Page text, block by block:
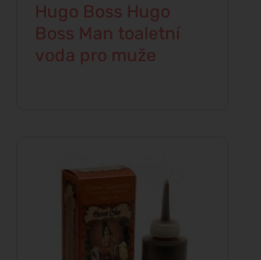
Hugo Boss Hugo
Boss Man toaletní
voda pro muže